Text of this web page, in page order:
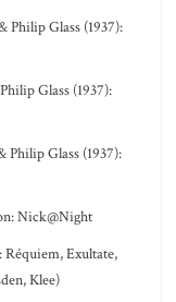
Philip Glass (1937):
Glass (1937):
Philip Glass (1937):
Nick@Night
Exultate,
Klee)